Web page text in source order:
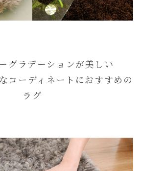
グラデーションが美しい
コーディネートにおすすめの
ラグ